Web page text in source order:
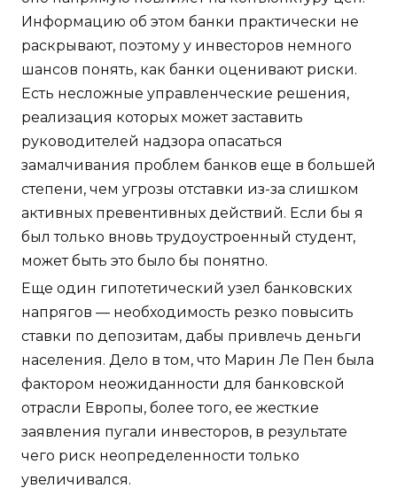
Информацию об этом банки практически не
раскрывают, поэтому у инвесторов немного
шансов понять, как банки оценивают риски.
Есть несложные управленческие решения,
реализация которых может заставить
руководителей надзора опасаться
замалчивания проблем банков еще в большей
степени, чем угрозы отставки из-за слишком
активных превентивных действий. Если бы я
был только вновь трудоустроенный студент,
может быть это было бы понятно.
Еще один гипотетический узел банковских
напрягов — необходимость резко повысить
ставки по депозитам, дабы привлечь деньги
населения. Дело в том, что Марин Ле Пен была
фактором неожиданности для банковской
отрасли Европы, более того, ее жесткие
заявления пугали инвесторов, в результате
чего риск неопределенности только
увеличивался.